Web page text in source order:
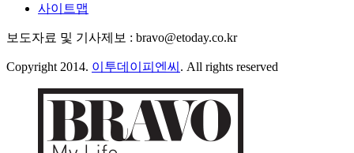
사이트맵
보도자료 및 기사제보 : bravo@etoday.co.kr
Copyright 2014. 이투데이피엔씨 . All rights reserved